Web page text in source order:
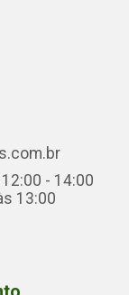
- 14:00
13:00